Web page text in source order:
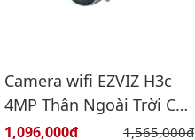
Camera wifi EZVIZ H3c
4MP Thân Ngoài Trời CS-
H3c-R100-1J4WKFL
Giá bán:
1,096,000đ Giá gốc:
1,565,000đ